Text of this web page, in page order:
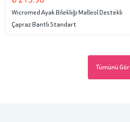
Wicromed Ayak Bilekliği Malleol Destekli
Çapraz Bantlı Standart
Tümünü Gör